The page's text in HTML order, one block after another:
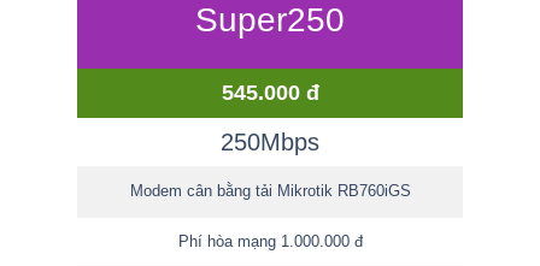
Super250
545.000 đ
250Mbps
Modem cân bằng tải Mikrotik RB760iGS
Phí hòa mạng 1.000.000 đ